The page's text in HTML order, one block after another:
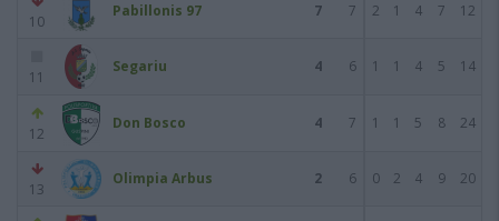
10
Pabillonis 97 7 7 2 1 4 7 12
11
Segariu 4 6 1 1 4 5 14
12
Don Bosco 4 7 1 1 5 8 24
13
Olimpia Arbus 2 6 0 2 4 9 20